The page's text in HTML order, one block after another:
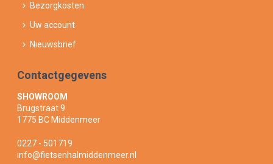
Bezorgkosten
Uw account
Nieuwsbrief
Contactgegevens
SHOWROOM
Brugstraat 9
1775 BC Middenmeer
0227 - 501719
info@fietsenhalmiddenmeer.nl